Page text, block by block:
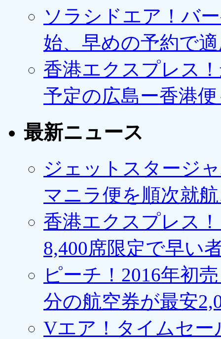
ソラシドエア！バ
始、早めの予約で
香港エクスプレス
予定の広島ー香港
最新ニュース
ジェットスタージ
マニラ便を順次就
香港エクスプレス
8,400席限定で早い
ピーチ！2016年初
分の航空券が最安
Vエア！タイムセー